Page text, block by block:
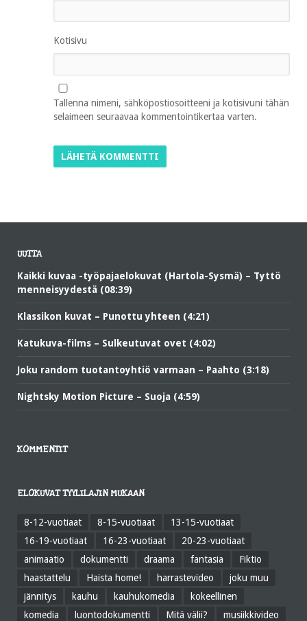
Kotisivu
Tallenna nimeni, sähköpostiosoitteeni ja kotisivuni tähän
selaimeen seuraavaa kommentointikertaa varten.
UUTTA
Kaikki kuvaa -työpajaelokuvat (Hartola-Sysmä) – Tyttö
menneisyydestä (08:39)
Klassikon kuvat – Punottu yhteen (4:21)
Katukuva-films – Sulkeutuvat ovet (4:02)
Joku random tuotantoyhtiö varmaan – Paahto (3:18)
Nightsky Motion Picture – Suoja (4:59)
KOMMENTIT
ELOKUVAT TYYLILAJIN MUKAAN
8-12-vuotiaat 8-15-vuotiaat
13-15-vuotiaat
16-19-vuotiaat
16-23-vuotiaat
20-23-vuotiaat
animaatio
dokumentti draama fantasia
Fiktio
haastattelu
Haista home! harrastevideo
joku muu
jännitys
kauhu kauhukomedia
kokeellinen
komedia
luontodokumentti Mitä välii?
musiikkivideo